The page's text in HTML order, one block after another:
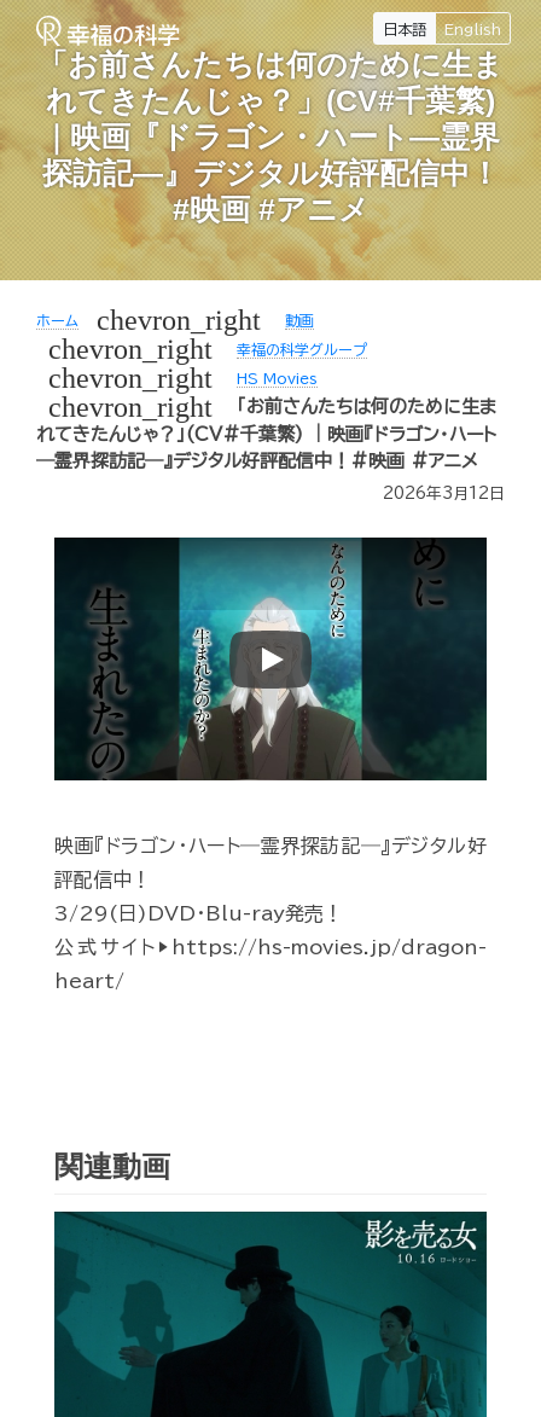
日本語 English
「お前さんたちは何のために生ま
れてきたんじゃ？」(CV#千葉繁)
｜映画『ドラゴン・ハート―霊界
探訪記―』デジタル好評配信中！
#映画 #アニメ
ホーム chevron_right 動画
chevron_right 幸福の科学グループ
chevron_right HS Movies
chevron_right
「お前さんたちは何のために生ま
れてきたんじゃ？」(CV#千葉繁) ｜映画『ドラゴン・ハート
―霊界探訪記―』デジタル好評配信中！#映画 #アニメ
2026年3月12日
Play
映画『ドラゴン・ハート―霊界探訪記―』デジタル好
評配信中！
3/29(日)DVD・Blu-ray発売！
公式サイト▶︎https://hs-movies.jp/dragon-
heart/
関連動画